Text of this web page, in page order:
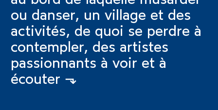
ou danser, un village et des
activités, de quoi se perdre à
contempler, des artistes
passionnants à voir et à
écouter ⬎